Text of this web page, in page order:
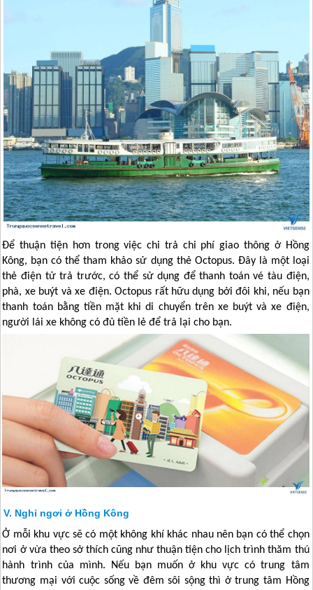
Để thuận tiện hơn trong việc chi trả chi phí giao thông ở Hồng
Kông, bạn có thể tham khảo sử dụng thẻ Octopus. Đây là một loại
thẻ điện tử trả trước, có thể sử dụng để thanh toán vé tàu điện,
phà, xe buýt và xe điện. Octopus rất hữu dụng bởi đôi khi, nếu bạn
thanh toán bằng tiền mặt khi di chuyển trên xe buýt và xe điện,
người lái xe không có đủ tiền lẻ để trả lại cho bạn.
Nghỉ ngơi ở Hồng Kông
Ở mỗi khu vực sẽ có một không khí khác nhau nên bạn có thể chọn
nơi ở vừa theo sở thích cũng như thuận tiện cho lịch trình thăm thú
hành trình của mình. Nếu bạn muốn ở khu vực có trung tâm
thương mại với cuộc sống về đêm sôi sộng thì ở trung tâm Hồng